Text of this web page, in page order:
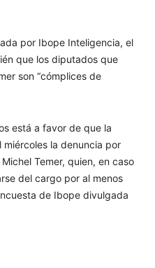
por Ibope Inteligencia, el
que los diputados que
son “cómplices de
está a favor de que la
la denuncia por
Temer, quien, en caso
del cargo por al menos
de Ibope divulgada